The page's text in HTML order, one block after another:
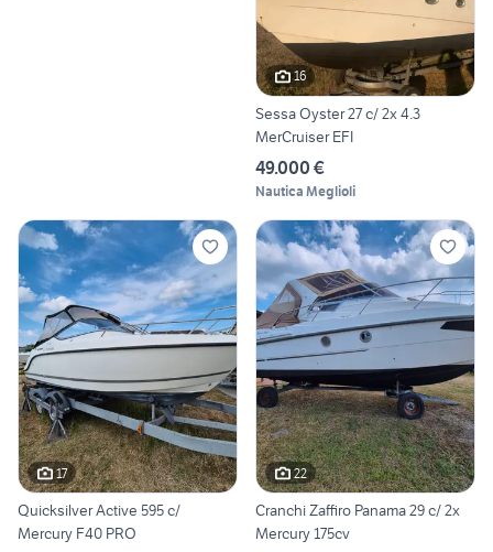
16
Sessa Oyster 27 c/ 2x 4.3
MerCruiser EFI
49.000 €
Nautica Meglioli
17
Quicksilver Active 595 c/
Mercury F40 PRO
22
Cranchi Zaffiro Panama 29 c/ 2x
Mercury 175cv